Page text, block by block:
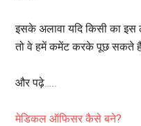
इसके अलावा यदि किसी का
तो वे हमें कमेंट करके पूछ सकते
और पढ़े…..
मेडिकल ऑफिसर कैसे बने?